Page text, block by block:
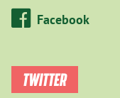
Facebook
TWITTER